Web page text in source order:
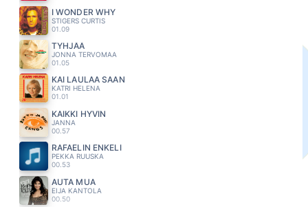
I WONDER WHY
STIGERS CURTIS
01.09
TYHJÄÄ
JONNA TERVOMAA
01.05
KAI LAULAA SAAN
KATRI HELENA
01.01
KAIKKI HYVIN
JANNA
00.57
RAFAELIN ENKELI
PEKKA RUUSKA
00.53
AUTA MUA
EIJA KANTOLA
00.50